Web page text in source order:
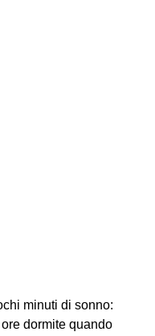
minuti di sonno:
dormite quando